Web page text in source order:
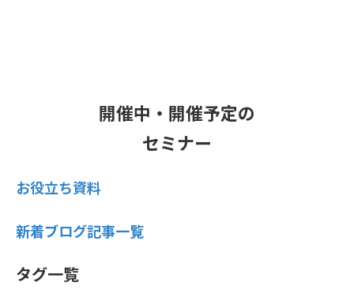
開催中・開催予定の
セミナー
お役立ち資料
新着ブログ記事一覧
タグ一覧